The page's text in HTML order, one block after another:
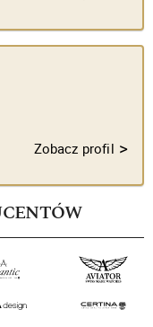
Zobacz profil >